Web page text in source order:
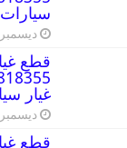
سيارات
ديسمبر 1, 2023
غيار
ديسمبر 1, 2023